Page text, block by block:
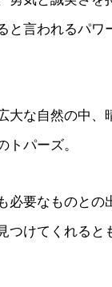
と言われるパワ
大な自然の中、
トパーズ。
必要なものとの
つけてくれると